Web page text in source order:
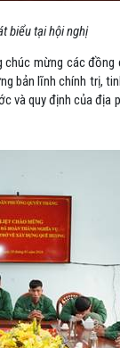
biểu tại hội nghị
mừng các
bản lĩnh chính trị,
quy định của